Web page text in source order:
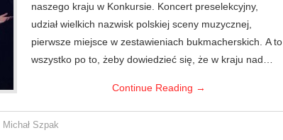
naszego kraju w Konkursie. Koncert preselekcyjny,
udział wielkich nazwisk polskiej sceny muzycznej,
pierwsze miejsce w zestawieniach bukmacherskich. A to
wszystko po to, żeby dowiedzieć się, że w kraju nad…
Continue Reading →
Michał Szpak